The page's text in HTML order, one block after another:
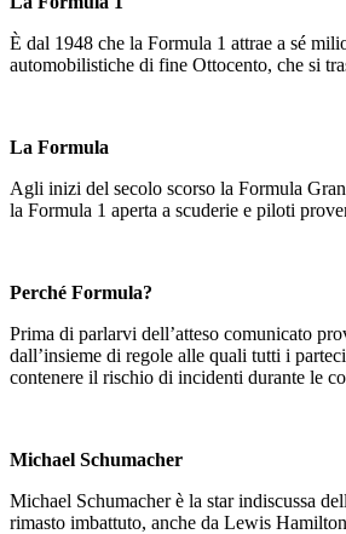
È dal 1948 che la Formula 1 attrae a sé
automobilistiche di fine Ottocento, che si
La Formula
Agli inizi del secolo scorso la Formula
la Formula 1 aperta a scuderie e piloti
Perché Formula?
Prima di parlarvi dell’atteso comunicato
dall’insieme di regole alle quali tutti i
contenere il rischio di incidenti durante le
Michael Schumacher
Michael Schumacher è la star indiscussa
rimasto imbattuto, anche da Lewis